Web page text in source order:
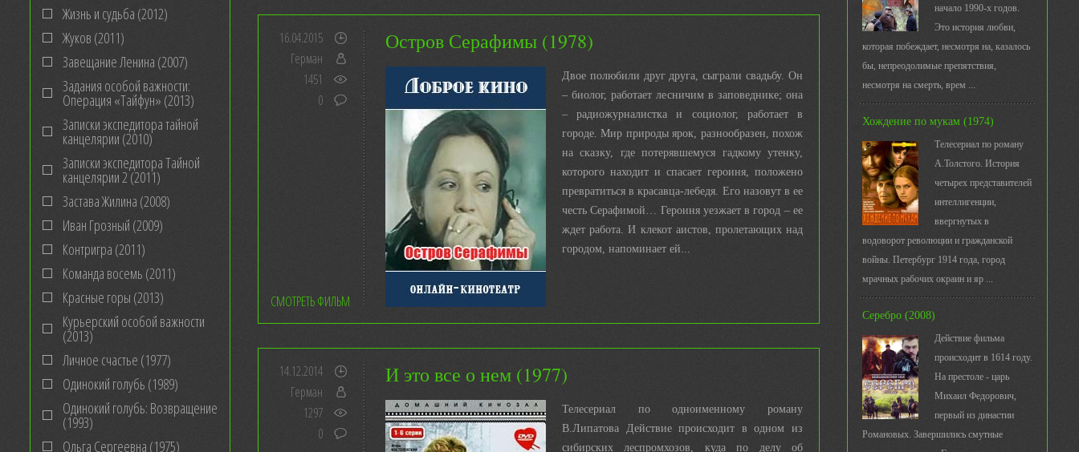
Жизнь и судьба (2012)
Жуков (2011)
Завещание Ленина (2007)
Задания особой важности:
Операция «Тайфун» (2013)
Записки экспедитора тайной
канцелярии (2010)
Записки экспедитора Тайной
канцелярии 2 (2011)
Застава Жилина (2008)
Иван Грозный (2009)
Контригра (2011)
Команда восемь (2011)
Красные горы (2013)
Курьерский особой важности
(2013)
Личное счастье (1977)
Одинокий голубь (1989)
Одинокий голубь: Возвращение
(1993)
Ольга Сергеевна (1975)
Остров Серафимы (1978)
Двое полюбили друг друга, сыграли свадьбу. Он
– биолог, работает лесничим в заповеднике; она
– радиожурналистка и социолог, работает в
городе. Мир природы ярок, разнообразен, похож
на сказку, где потерявшемуся гадкому утенку,
которого находит и спасает героиня, положено
превратиться в красавца-лебедя. Его назовут в ее
честь Серафимой… Героиня уезжает в город – ее
ждет работа. И клекот аистов, пролетающих над
городом, напоминает ей...
16.04.2015
Герман
1451
0
СМОТРЕТЬ ФИЛЬМ
И это все о нем (1977)
Телесериал по одноименному роману
В.Липатова Действие происходит в одном из
сибирских леспромхозов, куда по делу об
14.12.2014
Герман
1297
0
начало 1990-х годов.
Это история любви,
которая побеждает, несмотря на, казалось
бы, непреодолимые препятствия,
несмотря на смерть, врем ...
Хождение по мукам (1974)
Телесериал по роману
А.Толстого. История
четырех представителей
интеллигенции,
ввергнутых в
водоворот революции и гражданской
войны. Петербург 1914 года, город
мрачных рабочих окраин и яр ...
Серебро (2008)
Действие фильма
происходит в 1614 году.
На престоле - царь
Михаил Федорович,
первый из династии
Романовых. Завершились смутные